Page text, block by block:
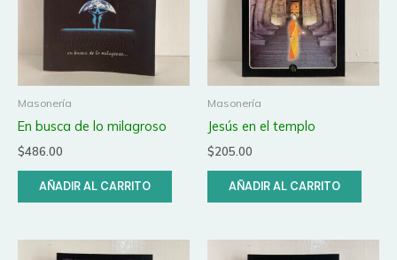
Masonería
En busca de lo milagroso
$486.00
AÑADIR AL CARRITO
Masonería
Jesús en el templo
$205.00
AÑADIR AL CARRITO